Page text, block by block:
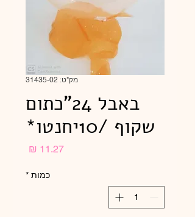
מק"ט: 31435-02
באבל 24"כתום
שקוף /10יחנטו*
כמות *